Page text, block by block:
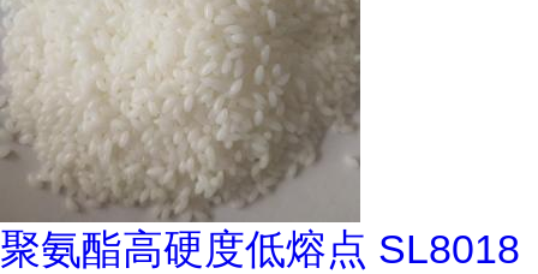
聚氨酯高硬度低熔点 SL8018